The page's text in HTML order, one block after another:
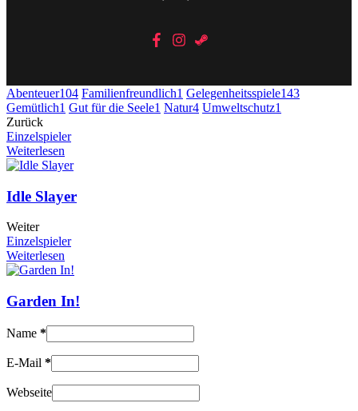
Abenteuer104 Familienfreundlich1 Gelegenheitsspiele143
Gemütlich1 Gut für die Seele1 Natur4 Umweltschutz1
Zurück
Einzelspieler
Weiterlesen
Idle Slayer
Weiter
Einzelspieler
Weiterlesen
Garden In!
Name *
E-Mail *
Webseite